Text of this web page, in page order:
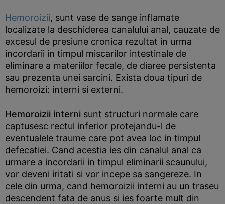
Hemoroizii, sunt vase de sange inflamate
localizate la deschiderea canalului anal, cauzate de
excesul de presiune cronica rezultat in urma
incordarii in timpul miscarilor intestinale de
eliminare a materiilor fecale, de diaree persistenta
sau prezenta unei sarcini. Exista doua tipuri de
hemoroizi: interni si externi.
Hemoroizii interni sunt structuri normale care
captusesc rectul inferior protejandu-l de
eventualele traume care pot avea loc in timpul
defecatiei. Cand acestia ies din canalul anal ca
urmare a incordarii in timpul eliminarii scaunului,
vor deveni iritati si vor incepe sa sangereze. In
cele din urma, cand hemoroizii interni au un traseu
descendent fata de anus si ies foarte mult din